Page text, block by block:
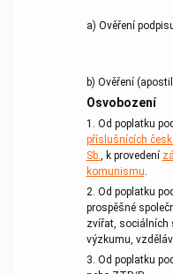
a) Ověření
b) Ověření
Osvobození
1. Od poplatku
příslušnících
Sb., k provedení
komunismu.
2. Od poplatku
prospěšné
zvířat, sociálních
výzkumu,
3. Od poplatku